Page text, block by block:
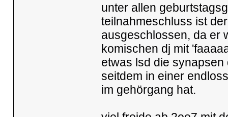
unter allen
teilnahmeschluss ist
ausgeschlossen, da er
komischen dj mit
etwas lsd die
seitdem in einer
im gehörgang hat.